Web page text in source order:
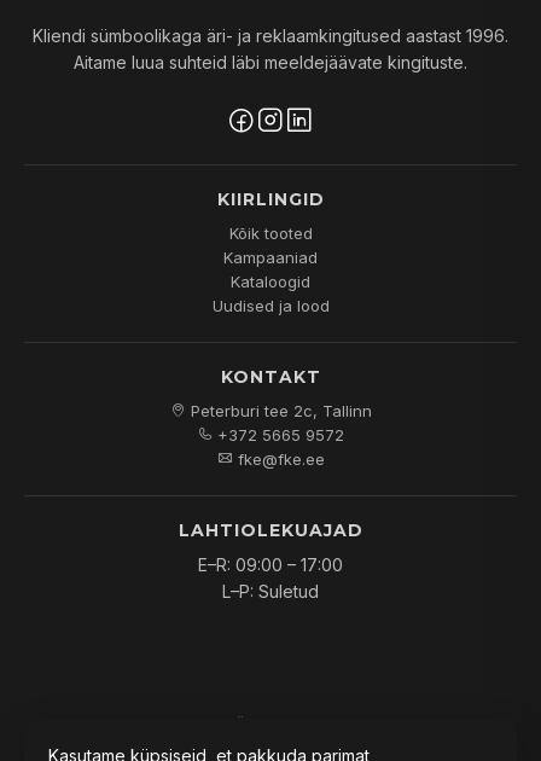
Kliendi sümboolikaga äri- ja reklaamkingitused aastast 1996.
Aitame luua suhteid läbi meeldejäävate kingituste.
KIIRLINGID
Kõik tooted
Kampaaniad
Kataloogid
Uudised ja lood
KONTAKT
Peterburi tee 2c, Tallinn
+372 5665 9572
fke@fke.ee
LAHTIOLEKUAJAD
E–R: 09:00 – 17:00
L–P: Suletud
Kasutame küpsiseid, et pakkuda parimat